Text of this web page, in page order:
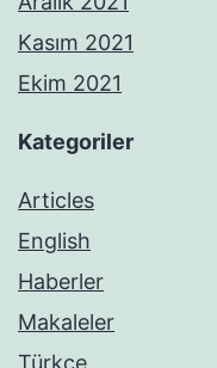
Kasım 2021
Ekim 2021
Kategoriler
Articles
English
Haberler
Makaleler